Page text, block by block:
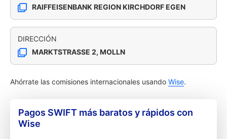
RAIFFEISENBANK REGION KIRCHDORF EGEN
DIRECCIÓN
MARKTSTRASSE 2, MOLLN
Ahórrate las comisiones internacionales usando Wise.
Pagos SWIFT más baratos y rápidos con
Wise